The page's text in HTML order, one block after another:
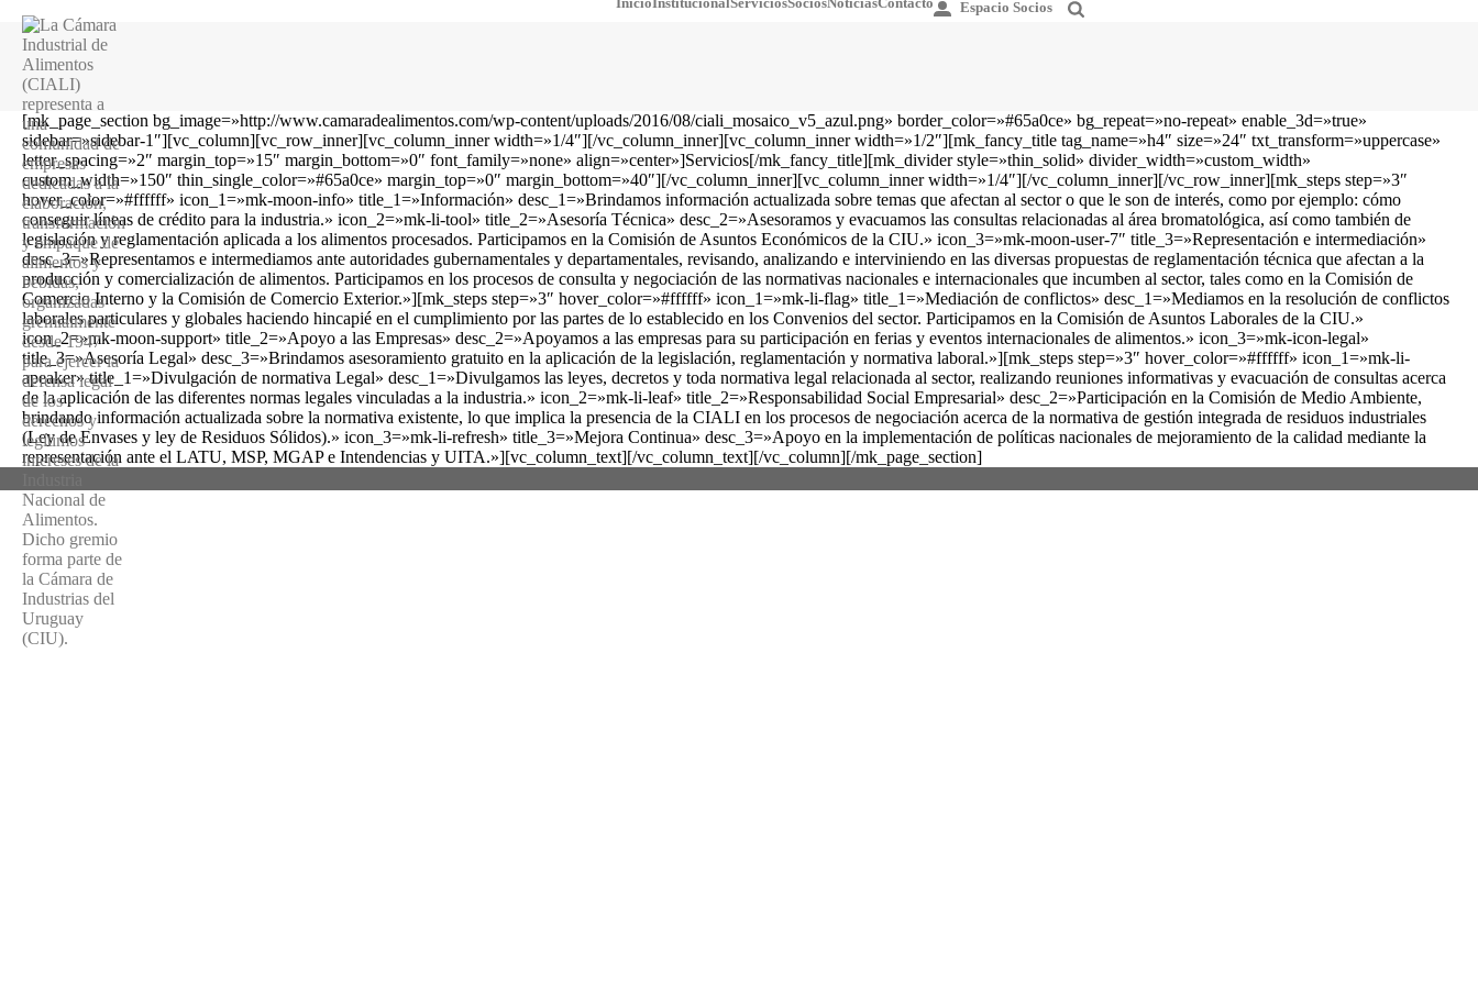
Espacio Socios
[mk_page_section bg_image=»http://www.camaradealimentos.com/wp-content/uploads/2016/08/ciali_mosaico_v5_azul.png» border_color=»#65a0ce» bg_repeat=»no-repeat» enable_3d=»true»
sidebar=»sidebar-1″][vc_column][vc_row_inner][vc_column_inner width=»1/4″][/vc_column_inner][vc_column_inner width=»1/2″][mk_fancy_title tag_name=»h4″ size=»24″ txt_transform=»uppercase»
letter_spacing=»2″ margin_top=»15″ margin_bottom=»0″ font_family=»none» align=»center»]Servicios[/mk_fancy_title][mk_divider style=»thin_solid» divider_width=»custom_width»
custom_width=»150″ thin_single_color=»#65a0ce» margin_top=»0″ margin_bottom=»40″][/vc_column_inner][vc_column_inner width=»1/4″][/vc_column_inner][/vc_row_inner][mk_steps step=»3″
hover_color=»#ffffff» icon_1=»mk-moon-info» title_1=»Información» desc_1=»Brindamos información actualizada sobre temas que afectan al sector o que le son de interés, como por ejemplo: cómo
conseguir líneas de crédito para la industria.» icon_2=»mk-li-tool» title_2=»Asesoría Técnica» desc_2=»Asesoramos y evacuamos las consultas relacionadas al área bromatológica, así como también de
legislación y reglamentación aplicada a los alimentos procesados. Participamos en la Comisión de Asuntos Económicos de la CIU.» icon_3=»mk-moon-user-7″ title_3=»Representación e intermediación»
desc_3=»Representamos e intermediamos ante autoridades gubernamentales y departamentales, revisando, analizando e interviniendo en las diversas propuestas de reglamentación técnica que afectan a la
producción y comercialización de alimentos. Participamos en los procesos de consulta y negociación de las normativas nacionales e internacionales que incumben al sector, tales como en la Comisión de
Comercio Interno y la Comisión de Comercio Exterior.»][mk_steps step=»3″ hover_color=»#ffffff» icon_1=»mk-li-flag» title_1=»Mediación de conflictos» desc_1=»Mediamos en la resolución de conflictos
laborales particulares y globales haciendo hincapié en el cumplimiento por las partes de lo establecido en los Convenios del sector. Participamos en la Comisión de Asuntos Laborales de la CIU.»
icon_2=»mk-moon-support» title_2=»Apoyo a las Empresas» desc_2=»Apoyamos a las empresas para su participación en ferias y eventos internacionales de alimentos.» icon_3=»mk-icon-legal»
title_3=»Asesoría Legal» desc_3=»Brindamos asesoramiento gratuito en la aplicación de la legislación, reglamentación y normativa laboral.»][mk_steps step=»3″ hover_color=»#ffffff» icon_1=»mk-li-
apeaker» title_1=»Divulgación de normativa Legal» desc_1=»Divulgamos las leyes, decretos y toda normativa legal relacionada al sector, realizando reuniones informativas y evacuación de consultas acerca
de la aplicación de las diferentes normas legales vinculadas a la industria.» icon_2=»mk-li-leaf» title_2=»Responsabilidad Social Empresarial» desc_2=»Participación en la Comisión de Medio Ambiente,
brindando información actualizada sobre la normativa existente, lo que implica la presencia de la CIALI en los procesos de negociación acerca de la normativa de gestión integrada de residuos industriales
(Ley de Envases y ley de Residuos Sólidos).» icon_3=»mk-li-refresh» title_3=»Mejora Continua» desc_3=»Apoyo en la implementación de políticas nacionales de mejoramiento de la calidad mediante la
representación ante el LATU, MSP, MGAP e Intendencias y UITA.»][vc_column_text][/vc_column_text][/vc_column][/mk_page_section]